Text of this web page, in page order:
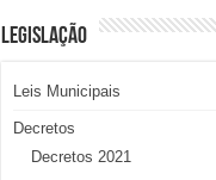
LEGISLAÇÃO
Leis Municipais
Decretos
Decretos 2021